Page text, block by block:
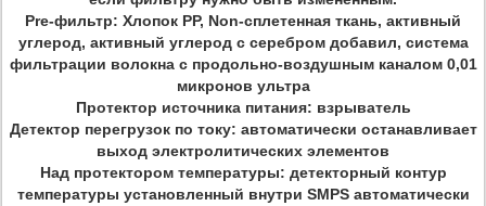
Pre-фильтр: Хлопок PP, Non-сплетенная ткань, активный
углерод, активный углерод с серебром добавил, система
фильтрации волокна с продольно-воздушным каналом 0,01
микронов ультра
Протектор источника питания: взрыватель
Детектор перегрузок по току: автоматически останавливает
выход электролитических элементов
Над протектором температуры: детекторный контур
температуры установленный внутри SMPS автоматически